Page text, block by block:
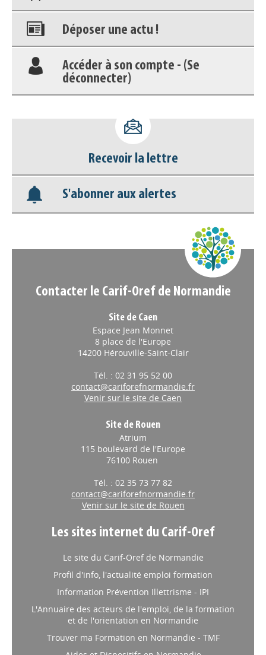
Déposer une actu !
Accéder à son compte - (Se
déconnecter)
Nos veilles Scoop.it
Appels à projets
Recevoir la lettre
S'abonner aux alertes
Contacter le Carif-Oref de Normandie
Site de Caen
Espace Jean Monnet
8 place de l'Europe
14200 Hérouville-Saint-Clair
Tél. : 02 31 95 52 00
contact@cariforefnormandie.fr
Venir sur le site de Caen
Site de Rouen
Atrium
115 boulevard de l'Europe
76100 Rouen
Tél. : 02 35 73 77 82
contact@cariforefnormandie.fr
Venir sur le site de Rouen
Les sites internet du Carif-Oref
Le site du Carif-Oref de Normandie
Profil d'info, l'actualité emploi formation
Information Prévention Illettrisme - IPI
L'Annuaire des acteurs de l'emploi, de la formation
et de l'orientation en Normandie
Trouver ma Formation en Normandie - TMF